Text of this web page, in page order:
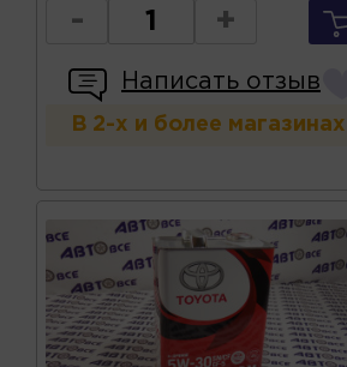
- +
Написать отзыв
В 2-х и более магазинах